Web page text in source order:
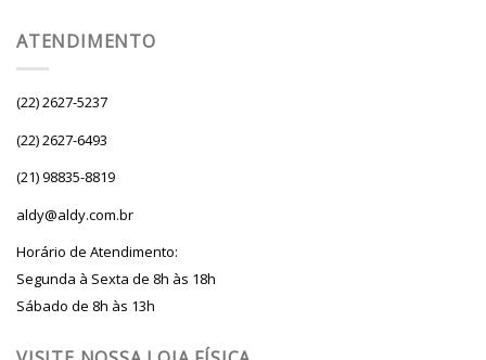
ATENDIMENTO
(22) 2627-5237
(22) 2627-6493
(21) 98835-8819
aldy@aldy.com.br
Horário de Atendimento:
Segunda à Sexta de 8h às 18h
Sábado de 8h às 13h